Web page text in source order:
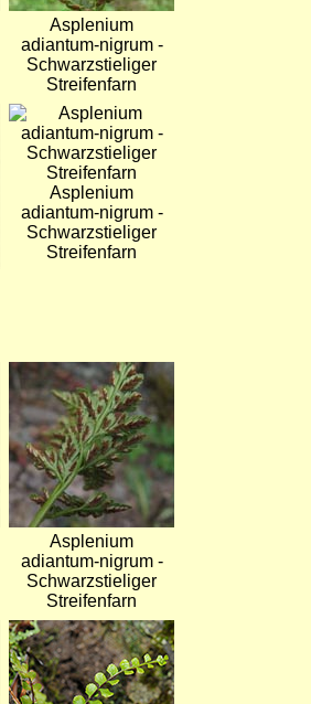
Asplenium
adiantum-nigrum -
Schwarzstieliger
Streifenfarn
Bild
Asplenium
adiantum-nigrum -
Schwarzstieliger
Streifenfarn
Bild
Asplenium
adiantum-nigrum -
Schwarzstieliger
Streifenfarn
Bild